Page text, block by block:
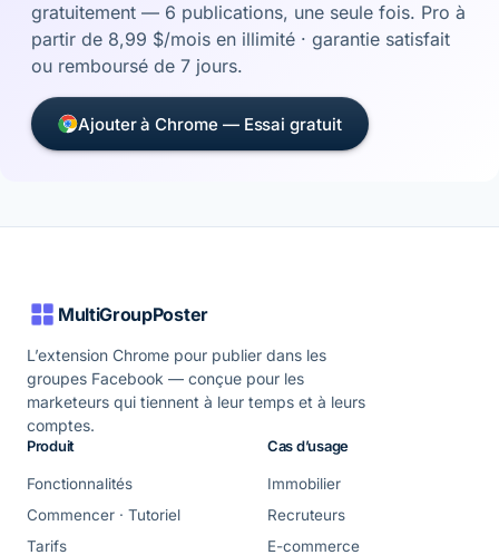
gratuitement — 6 publications, une seule fois. Pro à
partir de 8,99 $/mois en illimité · garantie satisfait
ou remboursé de 7 jours.
Ajouter à Chrome — Essai gratuit
MultiGroupPoster
L’extension Chrome pour publier dans les
groupes Facebook — conçue pour les
marketeurs qui tiennent à leur temps et à leurs
comptes.
Produit
Fonctionnalités
Commencer · Tutoriel
Tarifs
Cas d’usage
Immobilier
Recruteurs
E-commerce